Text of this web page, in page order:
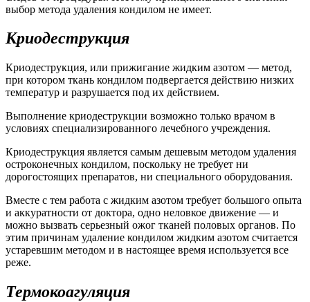
выбор метода удаления кондилом не имеет.
Криодеструкция
Криодеструкция, или прижигание жидким азотом — метод,
при котором ткань кондилом подвергается действию низких
температур и разрушается под их действием.
Выполнение криодеструкции возможно только врачом в
условиях специализированного лечебного учреждения.
Криодеструкция является самым дешевым методом удаления
остроконечных кондилом, поскольку не требует ни
дорогостоящих препаратов, ни специального оборудования.
Вместе с тем работа с жидким азотом требует большого опыта
и аккуратности от доктора, одно неловкое движение — и
можно вызвать серьезный ожог тканей половых органов. По
этим причинам удаление кондилом жидким азотом считается
устаревшим методом и в настоящее время используется все
реже.
Термокоагуляция